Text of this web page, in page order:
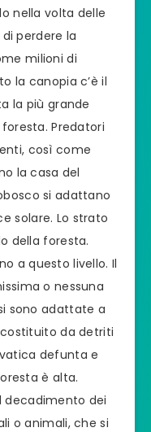
nella volta delle
perdere la
milioni di
la canopia c’è il
la più grande
Predatori
così come
la casa del
si adattano
solare. Lo strato
della foresta.
a questo livello. Il
o nessuna
sono adattate a
da detriti
defunta e
è alta.
decadimento dei
o animali, che si